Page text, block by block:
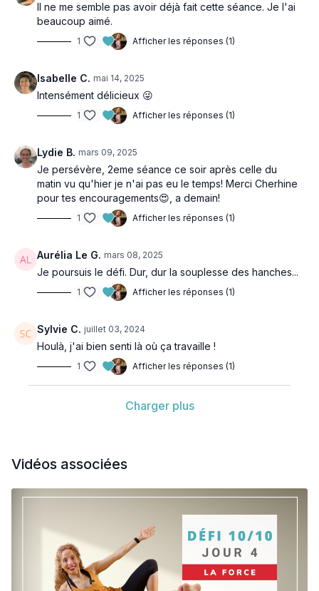
Il ne me semble pas avoir déjà fait cette séance. Je l'ai
beaucoup aimé.
1 Afficher les réponses (1)
Isabelle C. mai 14, 2025
Intensément délicieux 😜
1 Afficher les réponses (1)
Lydie B. mars 09, 2025
Je persévère, 2eme séance ce soir après celle du
matin vu qu'hier je n'ai pas eu le temps! Merci Cherhine
pour tes encouragements😍, a demain!
1 Afficher les réponses (1)
Aurélia Le G. mars 08, 2025
Je poursuis le défi. Dur, dur la souplesse des hanches...
1 Afficher les réponses (1)
Sylvie C. juillet 03, 2024
Houlà, j'ai bien senti là où ça travaille !
1 Afficher les réponses (1)
Charger plus
Vidéos associées